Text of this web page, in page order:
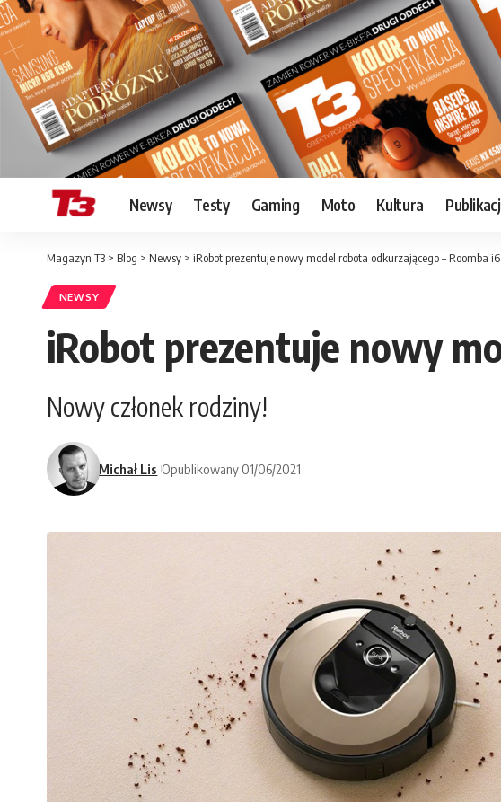
Newsy Testy Gaming Moto Kultura
Magazyn T3 > Blog > Newsy > iRobot prezentuje nowy model robota odkurzającego – Roomba i6
NEWSY
iRobot prezentuje nowy
Nowy członek rodziny!
Michał Lis Opublikowany 01/06/2021